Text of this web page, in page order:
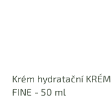
Krém hydratační KRÉM
FINE - 50 ml